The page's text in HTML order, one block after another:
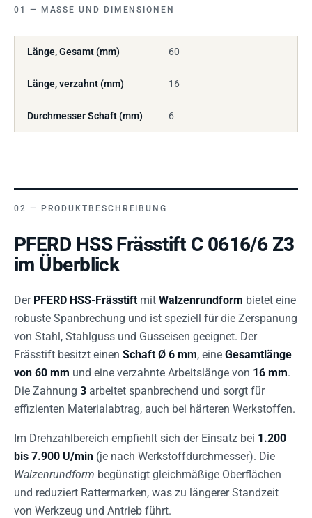
MASSE UND DIMENSIONEN
Länge, Gesamt (mm) 60
Länge, verzahnt (mm) 16
Durchmesser Schaft (mm) 6
PRODUKTBESCHREIBUNG
PFERD HSS Frässtift C 0616/6 Z3
im Überblick
Der PFERD HSS-Frässtift mit Walzenrundform bietet eine
robuste Spanbrechung und ist speziell für die Zerspanung
von Stahl, Stahlguss und Gusseisen geeignet. Der
Frässtift besitzt einen Schaft Ø 6 mm, eine Gesamtlänge
von 60 mm und eine verzahnte Arbeitslänge von 16 mm.
Die Zahnung 3 arbeitet spanbrechend und sorgt für
effizienten Materialabtrag, auch bei härteren Werkstoffen.
Im Drehzahlbereich empfiehlt sich der Einsatz bei 1.200
bis 7.900 U/min (je nach Werkstoffdurchmesser). Die
Walzenrundform begünstigt gleichmäßige Oberflächen
und reduziert Rattermarken, was zu längerer Standzeit
von Werkzeug und Antrieb führt.